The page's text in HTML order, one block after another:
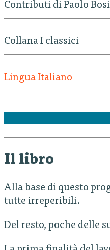
Contributi di Paolo
Collana I classici
Lingua Italiano
Il libro
Alla base di questo
tutte irreperibili.
Del resto, poche delle